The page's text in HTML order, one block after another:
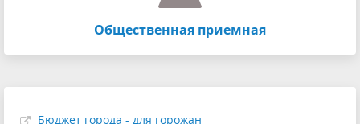
Общественная приемная
Бюджет города - для горожан